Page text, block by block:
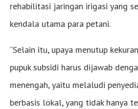
rehabilitasi jaringan irigasi yang
kendala utama para petani.
“Selain itu, upaya menutup
pupuk subsidi harus dijawab
menengah, yaitu melaludi
berbasis lokal, yang tidak hanya